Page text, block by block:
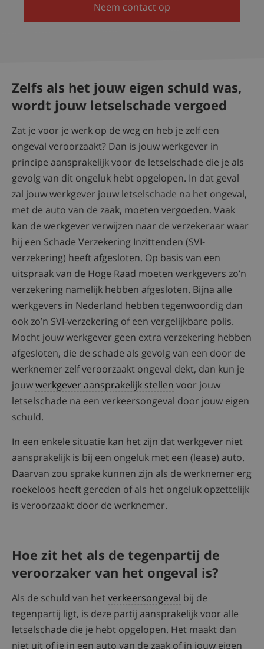
Neem contact op
Zelfs als het jouw eigen schuld was,
wordt jouw letselschade vergoed
Zat je voor je werk op de weg en heb je zelf een
ongeval veroorzaakt? Dan is jouw werkgever in
principe aansprakelijk voor de letselschade die je als
gevolg van dit ongeluk hebt opgelopen. In dat geval
zal jouw werkgever jouw letselschade na het ongeval,
met de auto van de zaak, moeten vergoeden. Vaak
kan de werkgever verwijzen naar de verzekeraar waar
hij een Schade Verzekering Inzittenden (SVI-
verzekering) heeft afgesloten. Op basis van een
uitspraak van de Hoge Raad moeten werkgevers zo’n
verzekering namelijk hebben afgesloten. Bijna alle
werkgevers in Nederland hebben tegenwoordig dan
ook zo’n SVI-verzekering of een vergelijkbare polis.
Mocht jouw werkgever geen extra verzekering hebben
afgesloten, die de schade als gevolg van een door de
werknemer zelf veroorzaakt ongeval dekt, dan kun je
jouwwerkgever aansprakelijk stellen voor jouw
letselschade na een verkeersongeval door jouw eigen
schuld.
In een enkele situatie kan het zijn dat werkgever niet
aansprakelijk is bij een ongeluk met een (lease) auto.
Daarvan zou sprake kunnen zijn als de werknemer erg
roekeloos heeft gereden of als het ongeluk opzettelijk
is veroorzaakt door de werknemer.
Hoe zit het als de tegenpartij de
veroorzaker van het ongeval is?
Als de schuld van hetverkeersongeval bij de
tegenpartij ligt, is deze partij aansprakelijk voor alle
letselschade die je hebt opgelopen. Het maakt dan
niet uit of je in een auto van de zaak of in jouw eigen